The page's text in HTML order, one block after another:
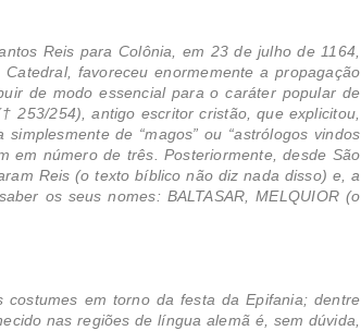
Reis para Colônia, em 23 de julho de 1164,
favoreceu enormemente a propagação
de modo essencial para o caráter popular de
253/254), antigo escritor cristão, que explicitou,
de “magos” ou “astrólogos vindos
em número de três. Posteriormente, desde São
Reis (o texto bíblico não diz nada disso) e, a
os seus nomes: BALTASAR, MELQUIOR (o
em torno da festa da Epifania; dentre
nas regiões de língua alemã é, sem dúvida,